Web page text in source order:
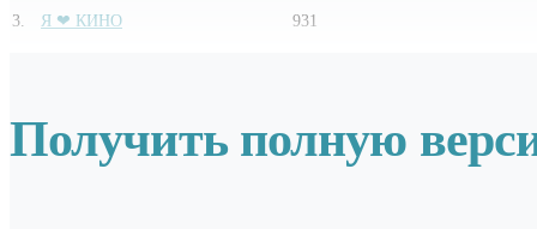
3
Я ❤ КИНО 931
Получить полную